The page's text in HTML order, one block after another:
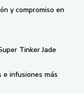
y compromiso en
Tinker Jade
infusiones más